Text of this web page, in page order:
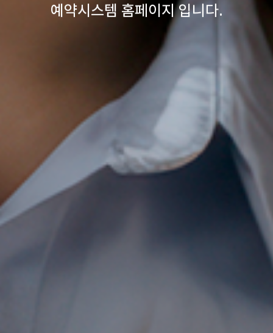
예약시스템 홈페이지 입니다.